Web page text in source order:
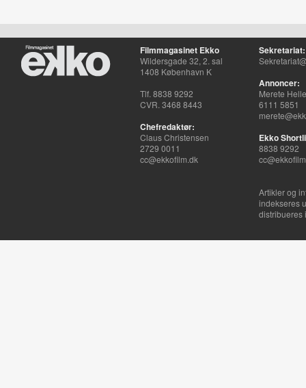
Filmmagasinet Ekko
Wildersgade 32, 2. sal
1408 København K
Tlf. 8838 9292
CVR. 3468 8443
Chefredaktør:
Claus Christensen
2729 0011
cc@ekkofilm.dk
Sekretariat:
Annoncer:
Merete
6111 5851
Ekko
8838 9292
Artikler og
indekseres
distribueres